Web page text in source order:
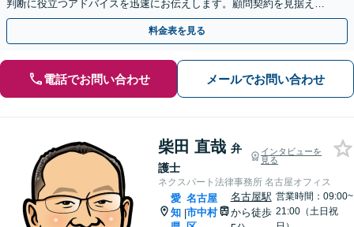
判断に役立つアドバイスを迅速にお伝えします。顧問契約を見据えた
スポット相談も歓迎。【製造・建設・FC等】
料金表を見る
電話でお問い合わせ メールでお問い合わせ
柴田 直哉 弁
護士
インタビューを
見る
ネクスパート法律事務所 名古屋オフィス
愛
知 |
名古屋
市中村
名古屋駅
から徒歩
営業時間：09:00~
21:00（土日祝